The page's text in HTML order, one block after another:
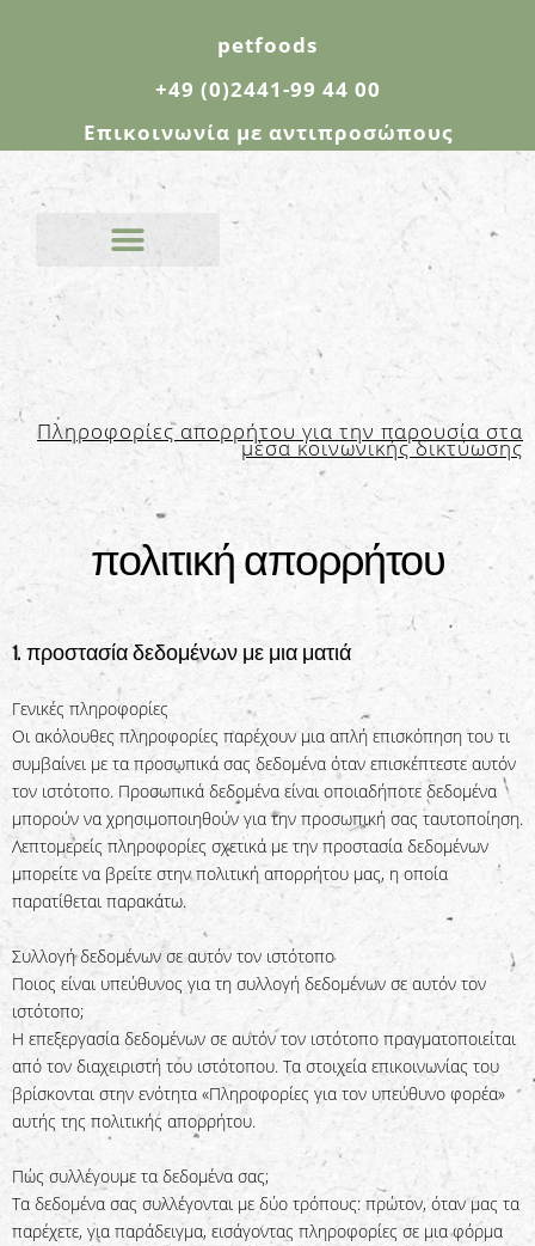
petfoods
+49 (0)2441-99 44 00
Επικοινωνία με αντιπροσώπους
Πληροφορίες απορρήτου για την παρουσία στα
μέσα κοινωνικής δικτύωσης
πολιτική απορρήτου
1. προστασία δεδομένων με μια ματιά
Γενικές πληροφορίες
Οι ακόλουθες πληροφορίες παρέχουν μια απλή επισκόπηση του τι
συμβαίνει με τα προσωπικά σας δεδομένα όταν επισκέπτεστε αυτόν
τον ιστότοπο. Προσωπικά δεδομένα είναι οποιαδήποτε δεδομένα
μπορούν να χρησιμοποιηθούν για την προσωπική σας ταυτοποίηση.
Λεπτομερείς πληροφορίες σχετικά με την προστασία δεδομένων
μπορείτε να βρείτε στην πολιτική απορρήτου μας, η οποία
παρατίθεται παρακάτω.
Συλλογή δεδομένων σε αυτόν τον ιστότοπο
Ποιος είναι υπεύθυνος για τη συλλογή δεδομένων σε αυτόν τον
ιστότοπο;
Η επεξεργασία δεδομένων σε αυτόν τον ιστότοπο πραγματοποιείται
από τον διαχειριστή του ιστότοπου. Τα στοιχεία επικοινωνίας του
βρίσκονται στην ενότητα «Πληροφορίες για τον υπεύθυνο φορέα»
αυτής της πολιτικής απορρήτου.
Πώς συλλέγουμε τα δεδομένα σας;
Τα δεδομένα σας συλλέγονται με δύο τρόπους: πρώτον, όταν μας τα
παρέχετε, για παράδειγμα, εισάγοντας πληροφορίες σε μια φόρμα